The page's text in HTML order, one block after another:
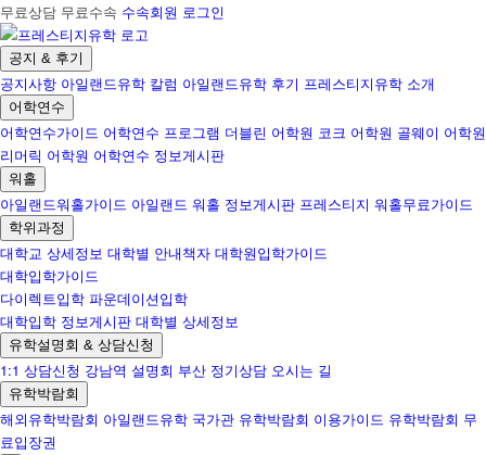
무료상담 무료수속 수속회원 로그인
공지 & 후기
공지사항 아일랜드유학 칼럼 아일랜드유학 후기 프레스티지유학 소개
어학연수
어학연수가이드 어학연수 프로그램 더블린 어학원 코크 어학원 골웨이 어학원
리머릭 어학원 어학연수 정보게시판
워홀
아일랜드워홀가이드 아일랜드 워홀 정보게시판 프레스티지 워홀무료가이드
학위과정
대학교 상세정보 대학별 안내책자 대학원입학가이드
대학입학가이드
다이렉트입학 파운데이션입학
대학입학 정보게시판 대학별 상세정보
유학설명회 & 상담신청
1:1 상담신청 강남역 설명회 부산 정기상담 오시는 길
유학박람회
해외유학박람회 아일랜드유학 국가관 유학박람회 이용가이드 유학박람회 무
료입장권